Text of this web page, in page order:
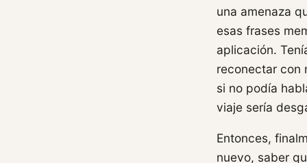
una amenaza
esas frases
aplicación.
reconectar con
si no podía
viaje sería
Entonces,
nuevo, saber